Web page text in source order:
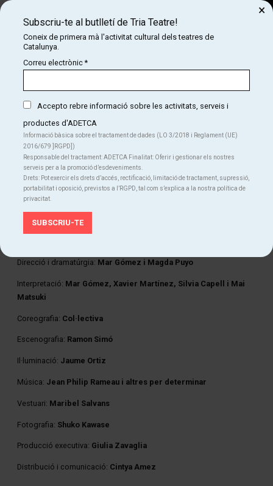
CARTELLERA
MARTYRS
Del dv. 24.01.25 al ds. 25.01.25 |20:00 h
SAT! Teatre
Durada:60 min
Circ Dansa Teatre
FITXA ARTÍSTICA
Direcció i dramatúrgia: Mar Gómez i Magda Puyo
Interpretació: Mar Gómez, Xavier Martínez, Silvia Capell i Mai
Matsuki
Coreografia: Col·lectiva
Escenografia: Ramon Simó
Il·luminació: Jaume Ortiz
Música: Jean Philip Rameau i altres per determinar
Vestuari: Maribel Salvans
Fotografia: Shuko Kawase
Producció executiva: Giulia Zavaglia
Distribució i comunicació: Cintya Amez
Subscriu-te al butlletí de Tria Teatre!
Coneix de primera mà l'activitat cultural dels teatres de
Catalunya.
Correu electrònic*
Accepto rebre informació sobre les activitats, serveis i
productes d'ADETCA
Informació bàsica sobre el tractament de dades (LO 3/2018 i Reglament (UE)
2016/679 ]RGPD])
Responsable del tractament: ADETCA Finalitat: Oferir i gestionar els nostres
serveis per a la promoció d’esdeveniments.
Drets: Pot exercir els drets d’accés, rectificació, limitació de tractament, supressió,
portabilitat i oposició, previstos a l’RGPD, tal com s’explica a la nostra política de
privacitat.
×